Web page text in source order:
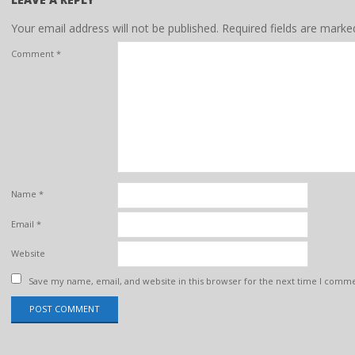
Your email address will not be published. Required fields are
Comment *
Name *
Email *
Website
Save my name, email, and website in this browser for the next time I